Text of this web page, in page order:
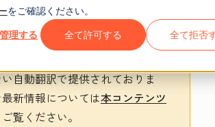
をご確認ください。
理する 全て許可する 全て拒否
大切なお知らせ：膨大なサポー
でも早くお客さまにお届けする
自動翻訳で提供されておりま
新情報については本コンテンツ
覧ください。